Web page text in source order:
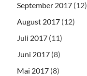
September 2017 (12)
August 2017 (12)
Juli 2017 (11)
Juni 2017 (8)
Mai 2017 (8)